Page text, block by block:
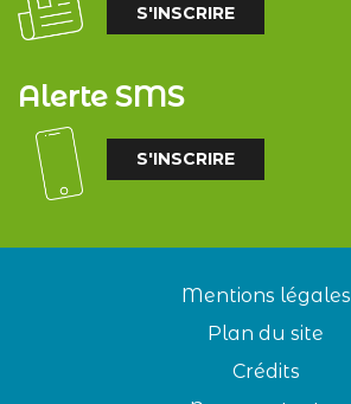
S'INSCRIRE
Alerte SMS
S'INSCRIRE
Mentions légales
Plan du site
Crédits